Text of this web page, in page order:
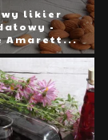
likier
-
Amarett...